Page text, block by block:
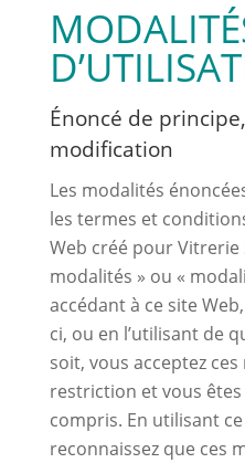
Énoncé de
modification
Les modalités
les termes et
Web créé pour Vitrerie
modalités » ou «
accédant à ce site
ci, ou en l’utilisant de
soit, vous acceptez
restriction et vous
compris. En utilisant
reconnaissez que ces